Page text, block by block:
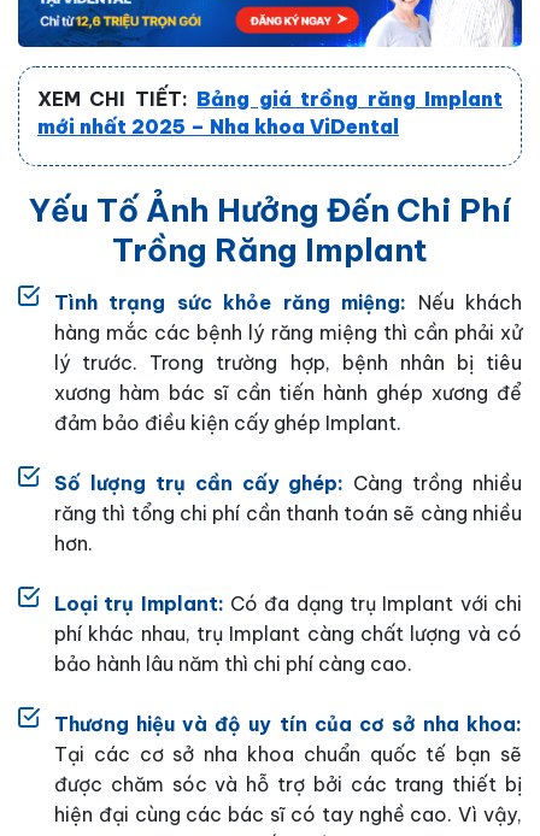
XEM CHI TIẾT: Bảng giá trồng răng Implant
mới nhất 2025 – Nha khoa ViDental
Yếu Tố Ảnh Hưởng Đến Chi Phí
Trồng Răng Implant
Tình trạng sức khỏe răng miệng: Nếu khách
hàng mắc các bệnh lý răng miệng thì cần phải xử
lý trước. Trong trường hợp, bệnh nhân bị tiêu
xương hàm bác sĩ cần tiến hành ghép xương để
đảm bảo điều kiện cấy ghép Implant.
Số lượng trụ cần cấy ghép: Càng trồng nhiều
răng thì tổng chi phí cần thanh toán sẽ càng nhiều
hơn.
Loại trụ Implant: Có đa dạng trụ Implant với chi
phí khác nhau, trụ Implant càng chất lượng và có
bảo hành lâu năm thì chi phí càng cao.
Thương hiệu và độ uy tín của cơ sở nha khoa:
Tại các cơ sở nha khoa chuẩn quốc tế bạn sẽ
được chăm sóc và hỗ trợ bởi các trang thiết bị
hiện đại cùng các bác sĩ có tay nghề cao. Vì vậy,